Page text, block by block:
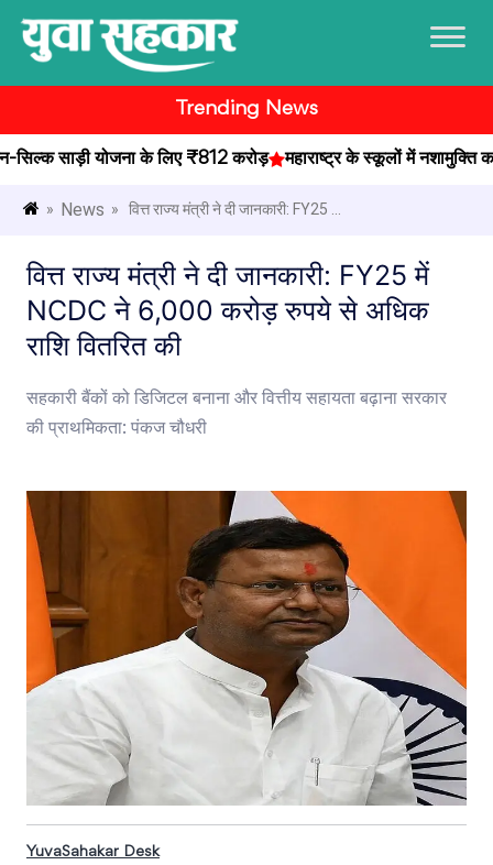
Trending News
साड़ी योजना के लिए ₹812 करोड़ महाराष्ट्र के स्कूलों में नशामुक्ति का
» News » वित्त राज्य मंत्री ने दी जानकारी: FY25 ...
वित्त राज्य मंत्री ने दी जानकारी: FY25 में
NCDC ने 6,000 करोड़ रुपये से अधिक
राशि वितरित की
सहकारी बैंकों को डिजिटल बनाना और वित्तीय सहायता बढ़ाना सरकार
की प्राथमिकता: पंकज चौधरी
YuvaSahakar Desk